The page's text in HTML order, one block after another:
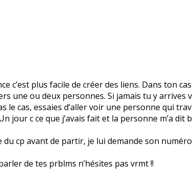
c’est plus facile de créer des liens. Dans ton
une ou deux personnes. Si jamais tu y
le cas, essaies d’aller voir une personne qui
jour c ce que j’avais fait et la personne m’a
cp avant de partir, je lui demande son
de tes prblms n’hésites pas vrmt !!